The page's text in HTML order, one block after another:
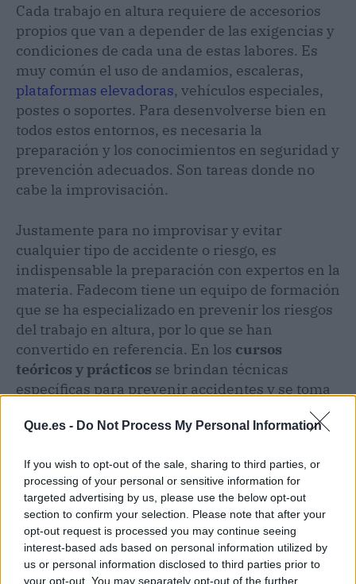
Que.es - Do Not Process My Personal Information
If you wish to opt-out of the sale, sharing to third parties, or
processing of your personal or sensitive information for
targeted advertising by us, please use the below opt-out
section to confirm your selection. Please note that after your
opt-out request is processed you may continue seeing
interest-based ads based on personal information utilized by
us or personal information disclosed to third parties prior to
your opt-out. You may separately opt-out of the further
Cada trabajo en altura requiere de accesorios
propios que van a depender de las exigencias y
condiciones de cada una de estas labores. Es
muy común el uso de andamios, escaleras,
plataformas elevadoras, vehículos especiales,
postes o soportes. Para desenvolverse bien en
todos estos entornos, es necesaria la
preparación y los conocimientos en seguridad y
prevención adecuados. Son tareas donde no
cabe la improvisación.
Justamente para no improvisar y evitar
cualquier tipo de accidente o riesgo, es
indispensable la preparación con expertos en la
materia. Fadecom tiene un equipo de formación
que se ha especializado en prevenir los riesgos
del trabajo en altura, por lo que se han
convertido en referencia. En los cursos
teóricos y prácticos se brindan técnicas
específicas para prevenir accidentes y se toma
estos trabajos. Es una preparación que mejora